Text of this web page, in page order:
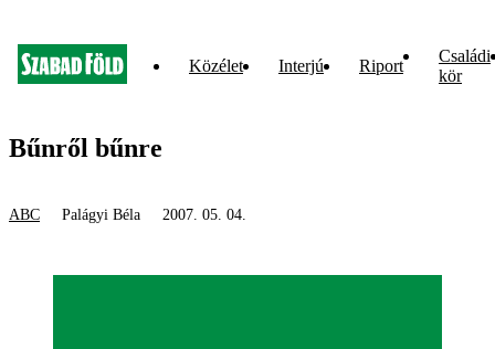
Közélet Interjú Riport
Családi
kör
Bűnről bűnre
ABC Palágyi Béla 2007. 05. 04.